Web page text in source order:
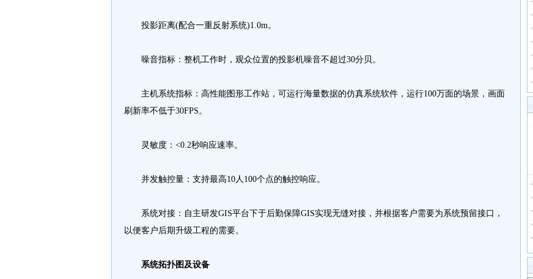
投影距离(配合一重反射系统)1.0m。
噪音指标：整机工作时，观众位置的投影机噪音不超过30分贝。
主机系统指标：高性能图形工作站，可运行海量数据的仿真系统软件，运行100万面的场景，画面
刷新率不低于30FPS。
灵敏度：<0.2秒响应速率。
并发触控量：支持最高10人100个点的触控响应。
系统对接：自主研发GIS平台下于后勤保障GIS实现无缝对接，并根据客户需要为系统预留接口，
以便客户后期升级工程的需要。
系统拓扑图及设备